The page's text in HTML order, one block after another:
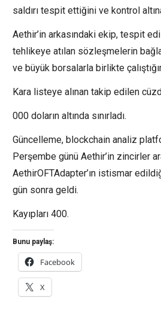
saldırı tespit ettiğini ve kontrol
Aethir’in arkasındaki ekip, tespit
tehlikeye atılan sözleşmelerin
ve büyük borsalarla birlikte
Kara listeye alınan takip edilen
000 doların altında sınırladı.
Güncelleme, blockchain analiz
Perşembe günü Aethir’in zincirler
AethirOFTAdapter’ın istismar
gün sonra geldi.
Kayıpları 400.
Bunu paylaş:
Facebook
X